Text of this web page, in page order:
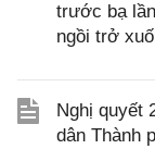
trước bạ
ngồi trở
Nghị quyết
dân Thành